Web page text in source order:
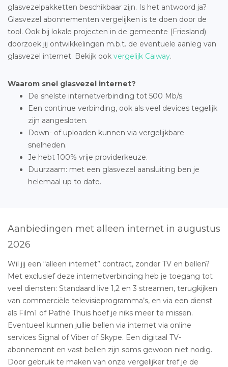
glasvezelpakketten beschikbaar zijn. Is het antwoord ja?
Glasvezel abonnementen vergelijken is te doen door de
tool. Ook bij lokale projecten in de gemeente (Friesland)
doorzoek jij ontwikkelingen m.b.t. de eventuele aanleg van
glasvezel internet. Bekijk ook vergelijk Caiway.
Waarom snel glasvezel internet?
De snelste internetverbinding tot 500 Mb/s.
Een continue verbinding, ook als veel devices tegelijk
zijn aangesloten.
Down- of uploaden kunnen via vergelijkbare
snelheden.
Je hebt 100% vrije providerkeuze.
Duurzaam: met een glasvezel aansluiting ben je
helemaal up to date.
Aanbiedingen met alleen internet in augustus
2026
Wil jij een “alleen internet” contract, zonder TV en bellen?
Met exclusief deze internetverbinding heb je toegang tot
veel diensten: Standaard live 1,2 en 3 streamen, terugkijken
van commerciële televisieprogramma’s, en via een dienst
als Film1 of Pathé Thuis hoef je niks meer te missen.
Eventueel kunnen jullie bellen via internet via online
services Signal of Viber of Skype. Een digitaal TV-
abonnement en vast bellen zijn soms gewoon niet nodig.
Door gebruik te maken van onze vergelijker tref je de